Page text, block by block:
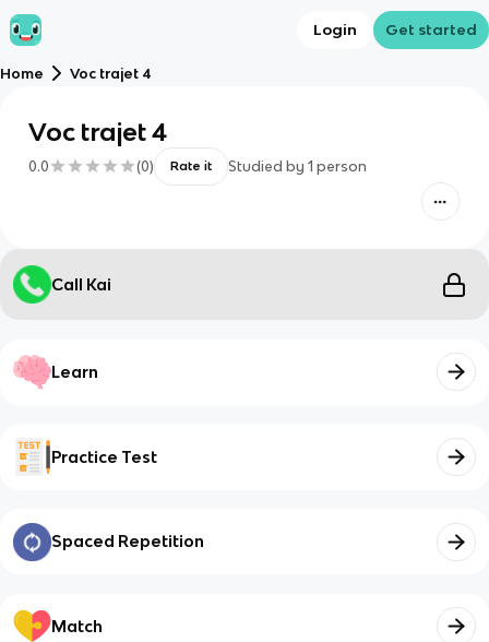
Login Get started
Home Voc trajet 4
Voc trajet 4
0.0 (0) Rate it Studied by 1 person
Call Kai
Learn
Practice Test
Spaced Repetition
Match